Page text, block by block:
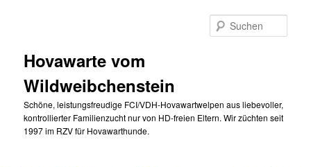
Hovawarte vom
Wildweibchenstein
Schöne, leistungsfreudige FCI/VDH-Hovawartwelpen aus liebevoller,
kontrollierter Familienzucht nur von HD-freien Eltern. Wir züchten seit
1997 im RZV für Hovawarthunde.